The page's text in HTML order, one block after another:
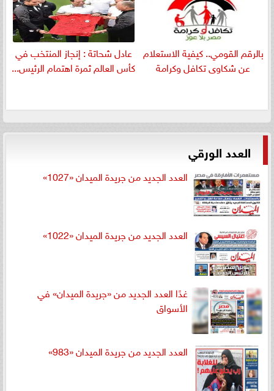
بالرقم القومي.. كيفية الاستعلام
عن شكاوى تكافل وكرامة
عادل شحاتة : إنجاز المنتخب في
كأس العالم ثمرة اهتمام الرئيس...
العدد الورقي
العدد الجديد من جريدة الميدان «1027»
العدد الجديد من جريدة الميدان «1022»
غدًا العدد الجديد من «جريدة الميدان» في
الأسواق
العدد الجديد من جريدة الميدان «983»